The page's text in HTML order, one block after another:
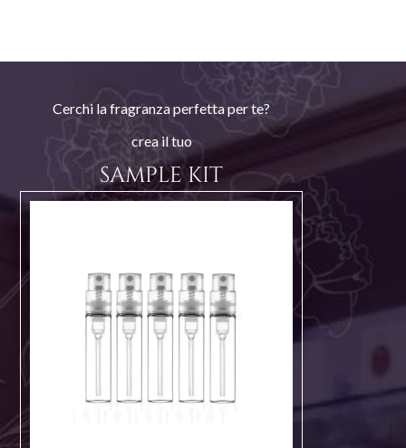
Cerchi la fragranza perfetta per te?
crea il tuo
SAMPLE KIT